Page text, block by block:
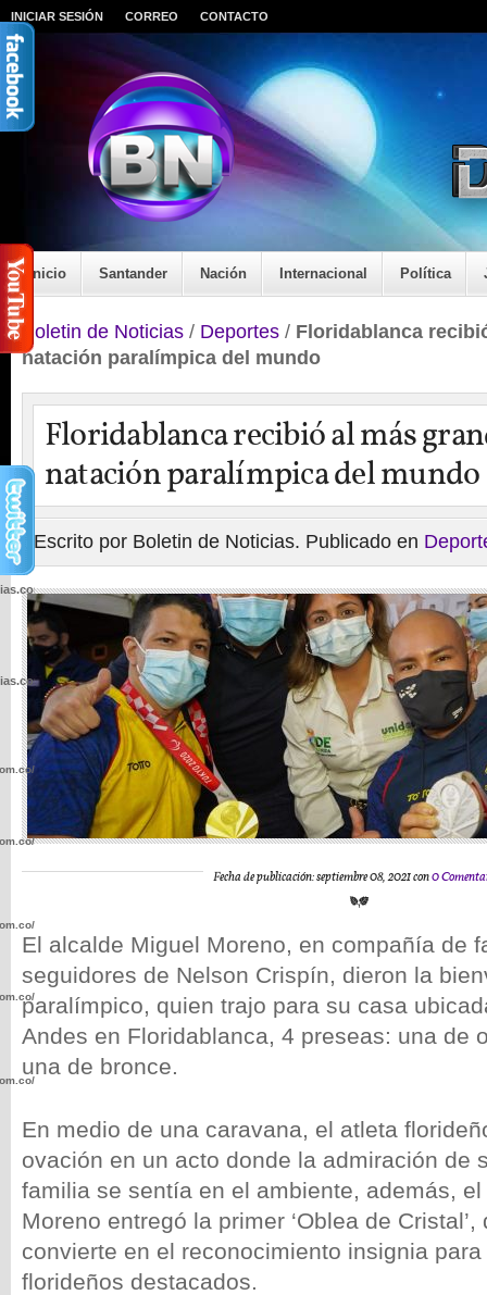
INICIAR SESIÓN CORREO CONTACTO
Inicio Santander Nación Internacional Política
Boletin de Noticias / Deportes / Floridablanca
natación paralímpica del mundo
Floridablanca recibió al más
natación paralímpica del mundo
Escrito por Boletin de Noticias. Publicado en
Fecha de publicación: septiembre 08, 2021 con0
El alcalde Miguel Moreno, en compañía de
seguidores de Nelson Crispín, dieron la
paralímpico, quien trajo para su casa
Andes en Floridablanca, 4 preseas: una de
una de bronce.
En medio de una caravana, el atleta
ovación en un acto donde la admiración de
familia se sentía en el ambiente, además,
Moreno entregó la primer ‘Oblea de
convierte en el reconocimiento insignia
florideños destacados.
wp-
wp-
wp-
wp-
wp-
wp-
wp-
wp-